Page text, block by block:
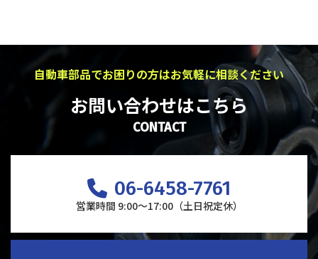
自動車部品でお困りの方はお気軽に相談ください
お問い合わせはこちら
CONTACT
06-6458-7761
営業時間 9:00～17:00（土日祝定休）